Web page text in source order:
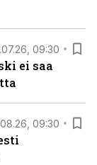
09:30
ei saa
09:30